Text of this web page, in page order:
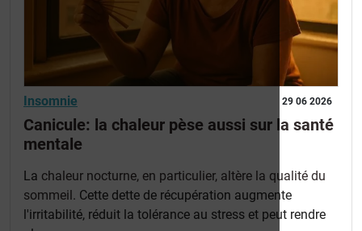
29 06 2026
Insomnie
Canicule: la chaleur pèse aussi sur la santé
mentale
La chaleur nocturne, en particulier, altère la qualité du
sommeil. Cette dette de récupération augmente
l'irritabilité, réduit la tolérance au stress et peut rendre